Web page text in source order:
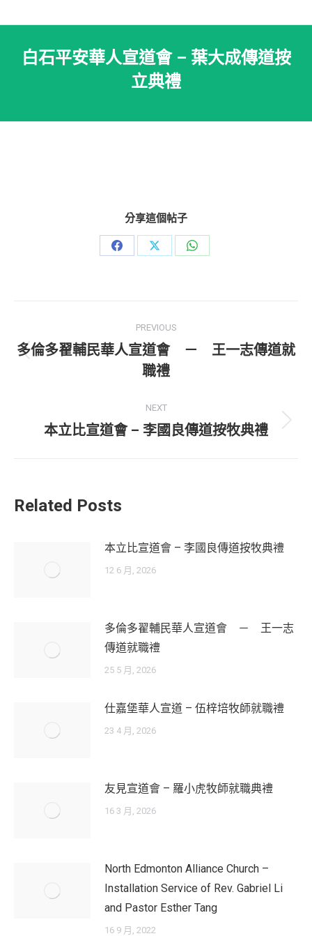
白石平安華人宣道會 – 葉大成傳道按
立典禮
分享這個帖子
Share
Share
Share
navigation
PREVIOUS
Previous
post:
多倫多翟輔民華人宣道會 － 王一志傳道就
職禮
NEXT
Next
本立比宣道會 – 李國良傳道按牧典禮
Related Posts
本立比宣道會 – 李國良傳道按牧典禮
12 6 月, 2026
多倫多翟輔民華人宣道會 － 王一志
傳道就職禮
25 5 月, 2026
仕嘉堡華人宣道 – 伍梓培牧師就職禮
23 4 月, 2026
友見宣道會 – 羅小虎牧師就職典禮
16 3 月, 2026
North Edmonton Alliance Church –
Installation Service of Rev. Gabriel Li
and Pastor Esther Tang
16 9 月, 2022